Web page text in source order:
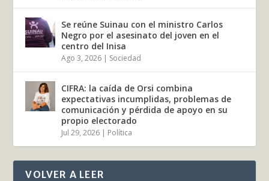
Se reúne Suinau con el ministro Carlos
Negro por el asesinato del joven en el
centro del Inisa
Ago 3, 2026 | Sociedad
CIFRA: la caída de Orsi combina
expectativas incumplidas, problemas de
comunicación y pérdida de apoyo en su
propio electorado
Jul 29, 2026 | Política
VOLVER A LEER